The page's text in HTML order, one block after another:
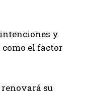
intenciones y
como el factor
su